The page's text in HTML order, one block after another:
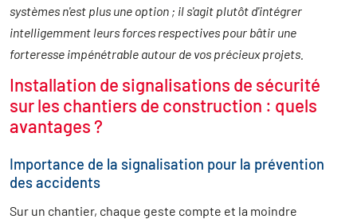
systèmes n'est plus une option ; il s'agit plutôt d'intégrer
intelligemment leurs forces respectives pour bâtir une
forteresse impénétrable autour de vos précieux projets.
Installation de signalisations de sécurité
sur les chantiers de construction : quels
avantages ?
Importance de la signalisation pour la prévention
des accidents
Sur un chantier, chaque geste compte et la moindre